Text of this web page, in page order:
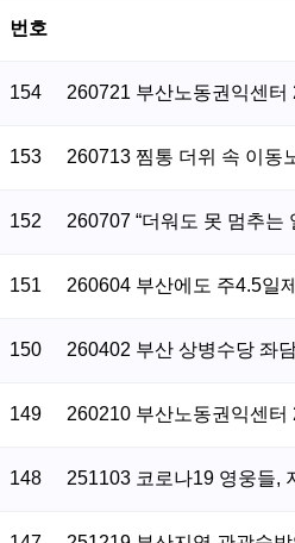
번호
154 260721 부산노동권익센
153 260713 찜통 더위 속 이동
152 260707 “더워도 못 멈추
151 260604 부산에도 주4.5일
150 260402 부산 상병수당 좌
149 260210 부산노동권익센
148 251103 코로나19 영웅들,